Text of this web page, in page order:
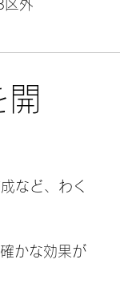
区外
開
など、わく
かな効果が